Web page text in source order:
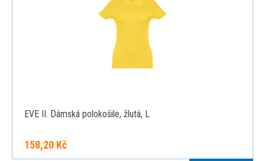
EVE II. Dámská polokošile, žlutá, L
158,20 Kč